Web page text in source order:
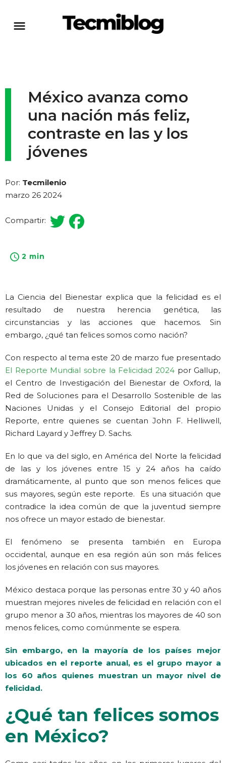
México avanza como
una nación más feliz,
contraste en las y los
jóvenes
Por: Tecmilenio
marzo 26 2024
Compartir:
2 min
La Ciencia del Bienestar explica que la felicidad es el
resultado de nuestra herencia genética, las
circunstancias y las acciones que hacemos. Sin
embargo, ¿qué tan felices somos como nación?
Con respecto al tema este 20 de marzo fue presentado
El Reporte Mundial sobre la Felicidad 2024 por Gallup,
el Centro de Investigación del Bienestar de Oxford, la
Red de Soluciones para el Desarrollo Sostenible de las
Naciones Unidas y el Consejo Editorial del propio
Reporte, entre quienes se cuentan John F. Helliwell,
Richard Layard y Jeffrey D. Sachs.
En lo que va del siglo, en América del Norte la felicidad
de las y los jóvenes entre 15 y 24 años ha caído
dramáticamente, al punto que son menos felices que
sus mayores, según este reporte. Es una situación que
contradice la idea común de que la juventud siempre
nos ofrece un mayor estado de bienestar.
El fenómeno se presenta también en Europa
occidental, aunque en esa región aún son más felices
los jóvenes en relación con sus mayores.
México destaca porque las personas entre 30 y 40 años
muestran mejores niveles de felicidad en relación con el
grupo menor a 30 años, mientras los mayores de 40 son
menos felices, como comúnmente se espera.
Sin embargo, en la mayoría de los países mejor
ubicados en el reporte anual, es el grupo mayor a
los 60 años quienes muestran un mayor nivel de
felicidad.
¿Qué tan felices somos
en México?